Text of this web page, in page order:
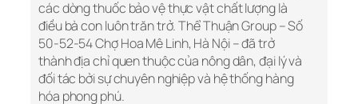
các dòng thuốc bảo vệ thực vật chất lượng là
điều bà con luôn trăn trở. Thể Thuận Group – Số
50-52-54 Chợ Hoa Mê Linh, Hà Nội – đã trở
thành địa chỉ quen thuộc của nông dân, đại lý và
đối tác bởi sự chuyên nghiệp và hệ thống hàng
hóa phong phú.